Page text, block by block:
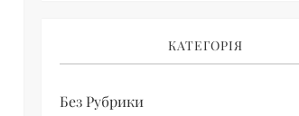
КАТЕГОРІЯ
Без Рубрики